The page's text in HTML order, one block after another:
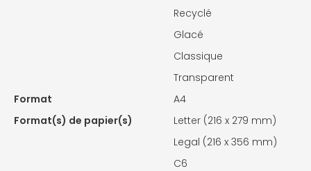
Recyclé
Glacé
Classique
Transparent
Format
A4
Format(s) de papier(s)
Letter (216 x 279 mm)
Legal (216 x 356 mm)
C6